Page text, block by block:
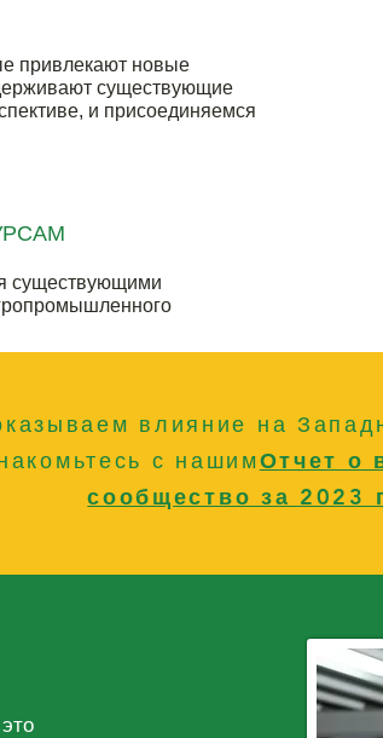
привлекают новые
существующие
и присоединяемся
существующими
влияние на
с нашимОтчет о
сообщество за 2023